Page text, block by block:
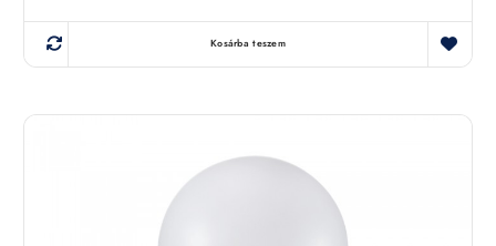
Kosárba teszem